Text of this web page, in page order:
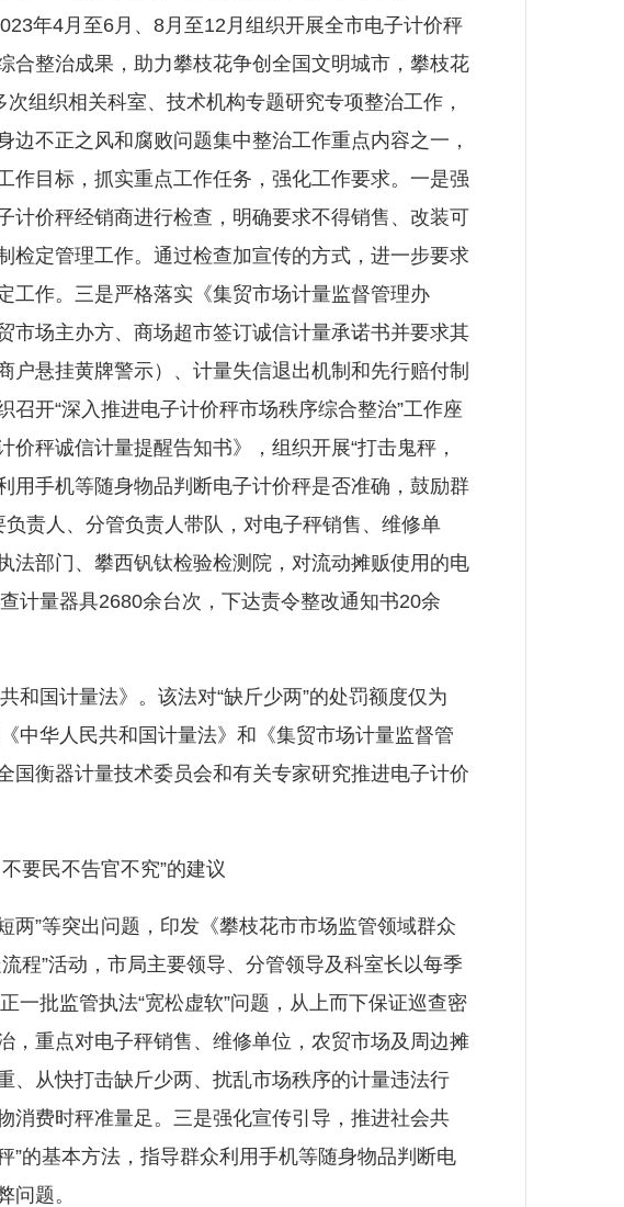
年4月至6月、8月至12月组织开展全市电子计价秤
合整治成果，助力攀枝花争创全国文明城市，攀枝花
组织相关科室、技术机构专题研究专项整治工作，
不正之风和腐败问题集中整治工作重点内容之一，
作目标，抓实重点工作任务，强化工作要求。一是强
计价秤经销商进行检查，明确要求不得销售、改装可
检定管理工作。通过检查加宣传的方式，进一步要求
工作。三是严格落实《集贸市场计量监督管理办
市场主办方、商场超市签订诚信计量承诺书并要求其
悬挂黄牌警示）、计量失信退出机制和先行赔付制
开“深入推进电子计价秤市场秩序综合整治”工作座
秤诚信计量提醒告知书》，组织开展“打击鬼秤，
用手机等随身物品判断电子计价秤是否准确，鼓励群
责人、分管负责人带队，对电子秤销售、维修单
法部门、攀西钒钛检验检测院，对流动摊贩使用的电
计量器具2680余台次，下达责令整改通知书20余
国计量法》。该法对“缺斤少两”的处罚额度仅为
中华人民共和国计量法》和《集贸市场计量监督管
国衡器计量技术委员会和有关专家研究推进电子计价
要民不告官不究”的建议
”等突出问题，印发《攀枝花市市场监管领域群众
程”活动，市局主要领导、分管领导及科室长以每季
一批监管执法“宽松虚软”问题，从上而下保证巡查密
，重点对电子秤销售、维修单位，农贸市场及周边摊
、从快打击缺斤少两、扰乱市场秩序的计量违法行
消费时秤准量足。三是强化宣传引导，推进社会共
”的基本方法，指导群众利用手机等随身物品判断电
题。